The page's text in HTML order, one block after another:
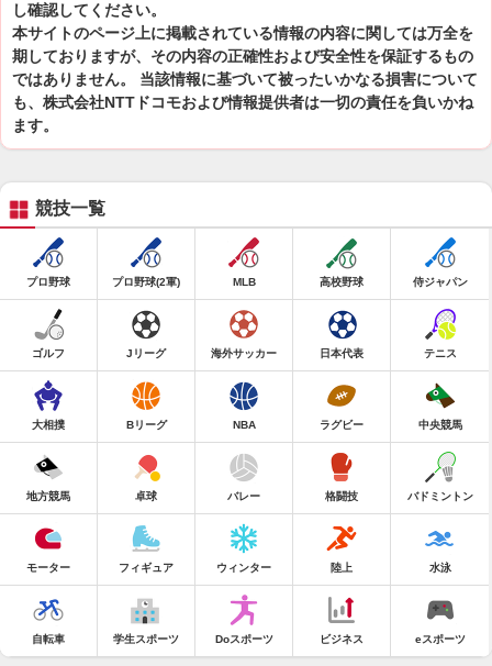
し確認してください。
本サイトのページ上に掲載されている情報の内容に関しては万全を
期しておりますが、その内容の正確性および安全性を保証するもの
ではありません。 当該情報に基づいて被ったいかなる損害について
も、株式会社NTTドコモおよび情報提供者は一切の責任を負いかね
ます。
競技一覧
プロ野球 プロ野球(2軍) MLB 高校野球 侍ジャパン
ゴルフ Jリーグ 海外サッカー 日本代表 テニス
大相撲 Bリーグ NBA ラグビー 中央競馬
地方競馬 卓球 バレー 格闘技 バドミントン
モーター フィギュア ウィンター 陸上 水泳
自転車 学生スポーツ Doスポーツ ビジネス eスポーツ